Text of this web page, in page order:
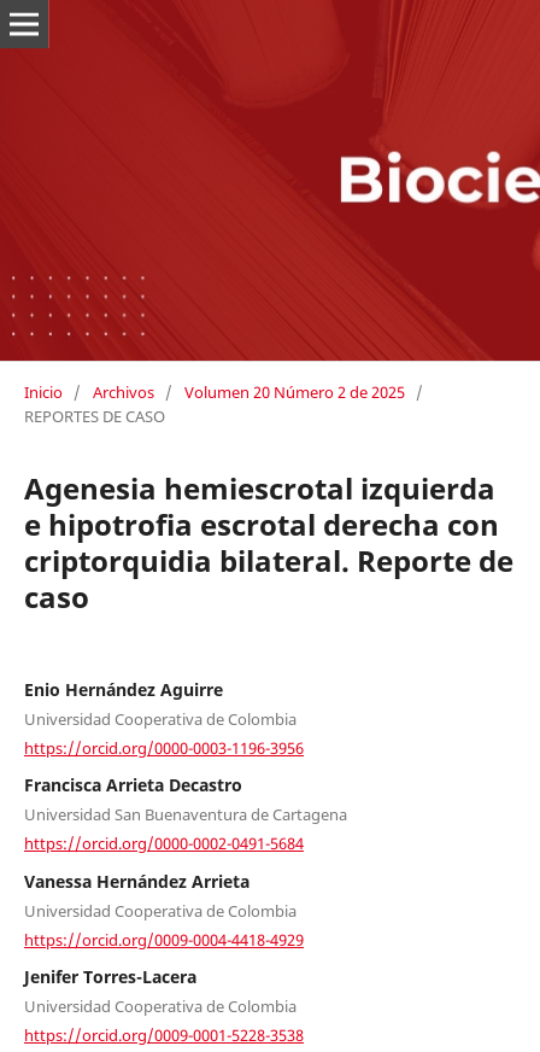
Inicio / Archivos / Volumen 20 Número 2 de 2025 /
REPORTES DE CASO
Agenesia hemiescrotal izquierda
e hipotrofia escrotal derecha con
criptorquidia bilateral. Reporte de
caso
Enio Hernández Aguirre
Universidad Cooperativa de Colombia
https://orcid.org/0000-0003-1196-3956
Francisca Arrieta Decastro
Universidad San Buenaventura de Cartagena
https://orcid.org/0000-0002-0491-5684
Vanessa Hernández Arrieta
Universidad Cooperativa de Colombia
https://orcid.org/0009-0004-4418-4929
Jenifer Torres-Lacera
Universidad Cooperativa de Colombia
https://orcid.org/0009-0001-5228-3538